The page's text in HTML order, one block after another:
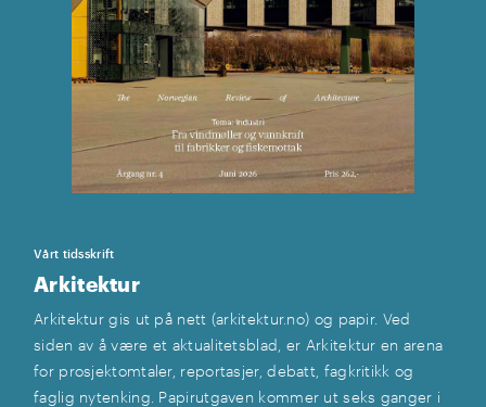
Vårt tidsskrift
Arkitektur
Arkitektur gis ut på nett (arkitektur.no) og papir. Ved
siden av å være et aktualitetsblad, er Arkitektur en arena
for prosjektomtaler, reportasjer, debatt, fagkritikk og
faglig nytenking. Papirutgaven kommer ut seks ganger i